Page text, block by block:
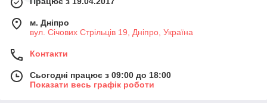
м. Дніпро
вул. Січових Стрільців 19, Дніпро, Україна
Контакти
Сьогодні працює з 09:00 до 18:00
Показати весь графік роботи